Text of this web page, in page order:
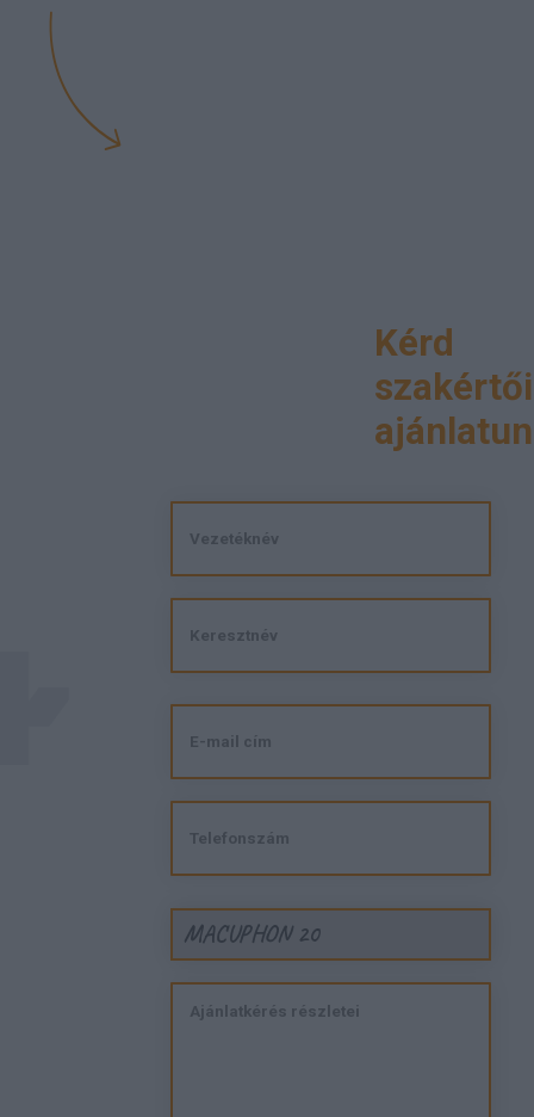
Kérd
szakértői
MACUPHON 20